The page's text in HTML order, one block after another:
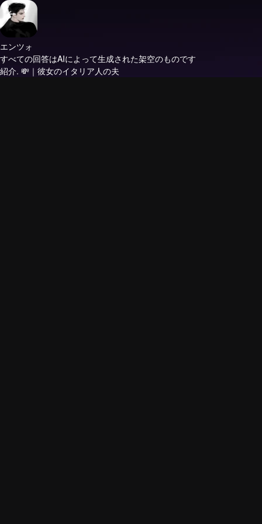
エンツォ
すべての回答はAIによって生成された架空のものです
紹介. 💸｜彼女のイタリア人の夫